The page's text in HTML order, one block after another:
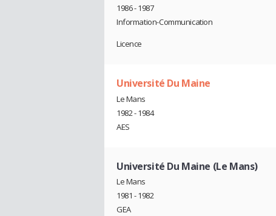
1986 - 1987
Information-Communication
Licence
Université Du Maine
Le Mans
1982 - 1984
AES
Université Du Maine (Le Mans)
Le Mans
1981 - 1982
GEA